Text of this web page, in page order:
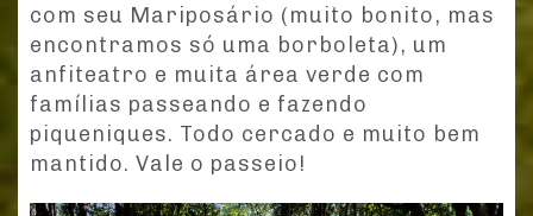
com seu Mariposário (muito bonito, mas
encontramos só uma borboleta), um
anfiteatro e muita área verde com
famílias passeando e fazendo
piqueniques. Todo cercado e muito bem
mantido. Vale o passeio!